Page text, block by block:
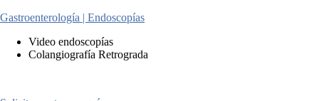
Gastroenterología | Endoscopías
Video endoscopías
Colangiografía Retrograda